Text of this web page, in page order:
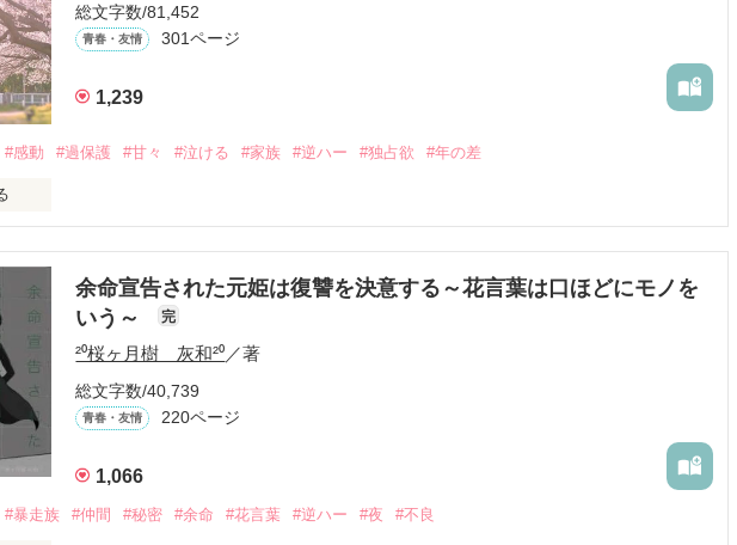
総文字数/81,452
青春・友情 301ページ
1,239
#感動 #過保護 #甘々 #泣ける #家族 #逆ハー #独占欲 #年の差
じゃないよ』
たが生きてんのよ｣
くれてありがとう』
か産まなきゃ良かった｣
てくれてありがとう』
余命宣告された元姫は復讐を決意する～花言葉は口ほどにモノを
いう～
完
²⁰桜ヶ月樹 灰和²⁰／著
総文字数/40,739
青春・友情 220ページ
1,066
#暴走族 #仲間 #秘密 #余命 #花言葉 #逆ハー #夜 #不良